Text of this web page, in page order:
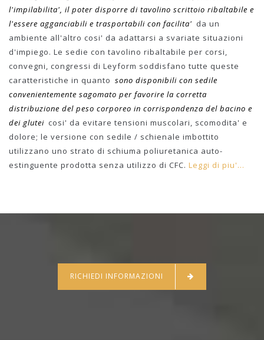
l'impilabilita', il poter disporre di tavolino scrittoio ribaltabile e
l'essere agganciabili e trasportabili con facilita' da un
ambiente all'altro cosi' da adattarsi a svariate situazioni
d'impiego. Le sedie con tavolino ribaltabile per corsi,
convegni, congressi di Leyform soddisfano tutte queste
caratteristiche in quanto sono disponibili con sedile
convenientemente sagomato per favorire la corretta
distribuzione del peso corporeo in corrispondenza del bacino e
dei glutei cosi' da evitare tensioni muscolari, scomodita' e
dolore; le versione con sedile / schienale imbottito
utilizzano uno strato di schiuma poliuretanica auto-
estinguente prodotta senza utilizzo di CFC. Leggi di piu'...
RICHIEDI INFORMAZIONI